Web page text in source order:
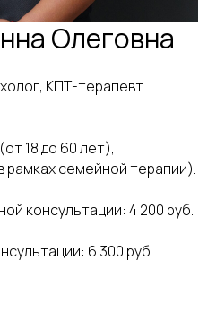
Олеговна
КПТ-терапевт.
18 до 60 лет),
рамках семейной терапии).
консультации: 4 200 руб.
6 300 руб.